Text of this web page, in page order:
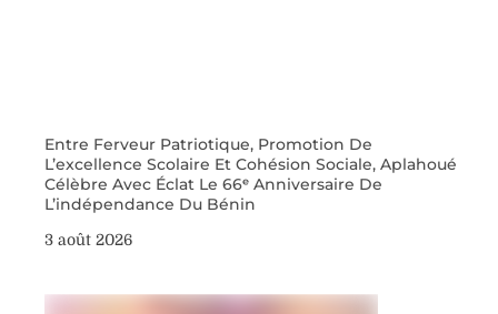
Entre Ferveur Patriotique, Promotion De
L’excellence Scolaire Et Cohésion Sociale, Aplahoué
Célèbre Avec Éclat Le 66ᵉ Anniversaire De
L’indépendance Du Bénin
3 août 2026